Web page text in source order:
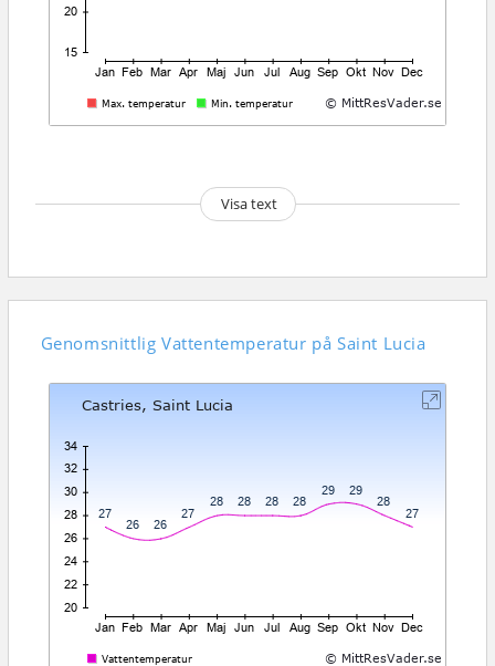
Visa text
Genomsnittlig Vattentemperatur på Saint Lucia